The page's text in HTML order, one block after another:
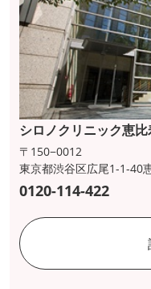
シロノクリニック恵
〒150−0012
東京都渋谷区広尾1-1-40
0120-114-422